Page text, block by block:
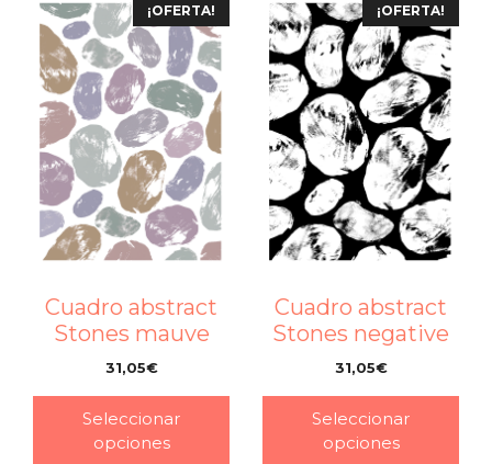
¡OFERTA!
Cuadro abstract
Stones mauve
31,05€
Seleccionar
opciones
¡OFERTA!
Cuadro abstract
Stones negative
31,05€
Seleccionar
opciones